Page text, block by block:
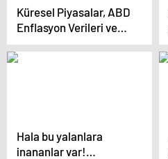
öğrencisi 15 ameliyat
geçirdi
Küresel Piyasalar, ABD
Enflasyon Verileri ve
TCMB’nin Yatırımcı
Günleri Toplantılarıyla
Hala bu yalanlara
inananlar var!